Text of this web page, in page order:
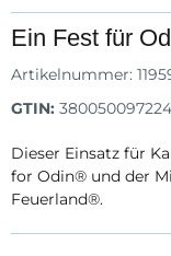
Ein Fest für
Artikelnummer:
GTIN:
Dieser Einsatz für
for Odin® und der
Feuerland®.